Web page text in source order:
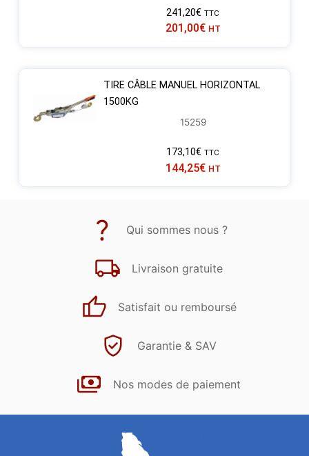
241,20€ TTC
201,00€ HT
TIRE CÂBLE MANUEL HORIZONTAL
1500KG
15259
173,10€ TTC
144,25€ HT
Qui sommes nous ?
Livraison gratuite
Satisfait ou remboursé
Garantie & SAV
Nos modes de paiement